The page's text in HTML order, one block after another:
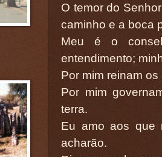
O temor do
caminho e a boca
Meu é o
entendimento;
Por mim reinam
Por mim
terra.
Eu amo aos que
acharão.